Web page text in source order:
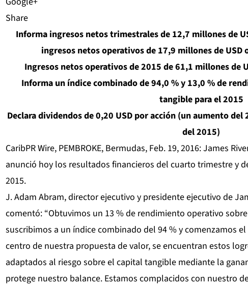
Share
Informa ingresos netos trimestrales de 12,7 millones de
ingresos netos operativos de 17,9 millones de USD
Ingresos netos operativos de 2015 de 61,1 millones de
Informa un índice combinado de 94,0 % y 13,0 % de
tangible para el 2015
Declara dividendos de 0,20 USD por acción (un aumento
del 2015)
CaribPR Wire, PEMBROKE, Bermudas, Feb. 19, 2016: James
anunció hoy los resultados financieros del cuarto trimestre y
2015.
J. Adam Abram, director ejecutivo y presidente ejecutivo de
comentó: “Obtuvimos un 13 % de rendimiento operativo
suscribimos a un índice combinado del 94 % y comenzamos
centro de nuestra propuesta de valor, se encuentran estos
adaptados al riesgo sobre el capital tangible mediante la
protege nuestro balance. Estamos complacidos con nuestro